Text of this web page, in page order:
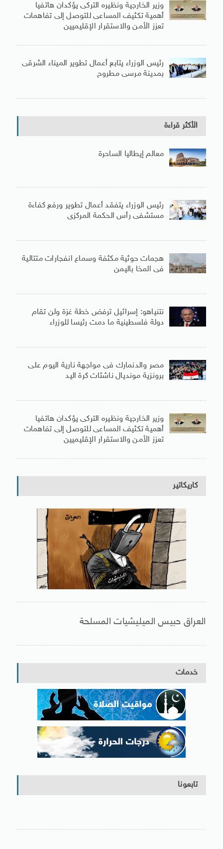
وزير الخارجية ونظيره التركى يؤكدان هاتفيا
أهمية تكثيف المساعى للتوصل إلى تفاهمات
تعزز الأمن والاستقرار الإقليميين
رئيس الوزراء يتابع أعمال تطوير الميناء الشرقى
بمدينة مرسى مطروح
الأكثر قراءة
معالم إيطاليا الساحرة
رئيس الوزراء يتفقد أعمال تطوير ورفع كفاءة
مستشفى رأس الحكمة المركزى
هجمات حوثية مكثفة وسماع انفجارات متتالية
فى المخا باليمن
نتنياهو: إسرائيل ترفض خطة غزة ولن تقام
دولة فلسطينية ما دمت رئيسا للوزراء
مصر والدنمارك فى مواجهة نارية اليوم على
برونزية مونديال ناشئات كرة اليد
وزير الخارجية ونظيره التركى يؤكدان هاتفيا
أهمية تكثيف المساعى للتوصل إلى تفاهمات
تعزز الأمن والاستقرار الإقليميين
كاريكاتير
العراق حبيس الميليشيات المسلحة
خدمات
تابعونا